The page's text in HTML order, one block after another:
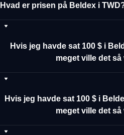
Hvad er prisen på Beldex i
Hvis jeg havde sat 100 $ i
meget ville det
Hvis jeg havde sat 100 $ i
meget ville det